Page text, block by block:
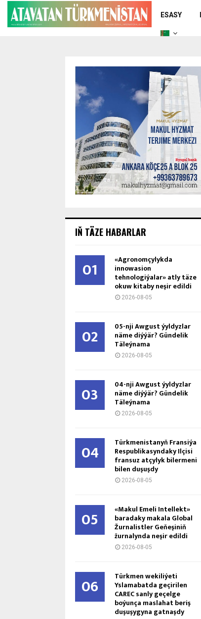
ESASY
IŇ TÄZE HABARLAR
01 «Agronomçylykda
innowasion
tehnologiýalar» atly täze
okuw kitaby neşir edildi
2026-08-05
02 05-nji Awgust ýyldyzlar
näme diýýär? Gündelik
Täleýnama
2026-08-05
03 04-nji Awgust ýyldyzlar
näme diýýär? Gündelik
Täleýnama
2026-08-05
04 Türkmenistanyň Fransiýa
Respublikasyndaky Ilçisi
fransuz atçylyk bilermeni
bilen duşuşdy
2026-08-05
05 «Makul Emeli Intellekt»
baradaky makala Global
Žurnalistler Geňeşiniň
žurnalynda neşir edildi
2026-08-05
06 Türkmen wekiliýeti
Yslamabatda geçirilen
CAREC sanly geçelge
boýunça maslahat beriş
duşuşygyna gatnaşdy